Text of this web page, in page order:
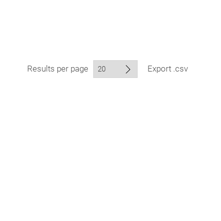
Results per page Export .csv